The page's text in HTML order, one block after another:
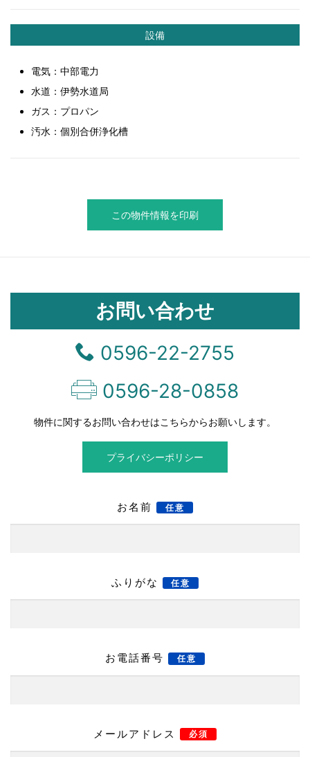
設備
電気：中部電力
水道：伊勢水道局
ガス：プロパン
汚水：個別合併浄化槽
この物件情報を印刷
お問い合わせ
0596-22-2755
0596-28-0858
物件に関するお問い合わせはこちらからお願いします。
プライバシーポリシー
お名前 任意
ふりがな 任意
お電話番号 任意
メールアドレス 必須